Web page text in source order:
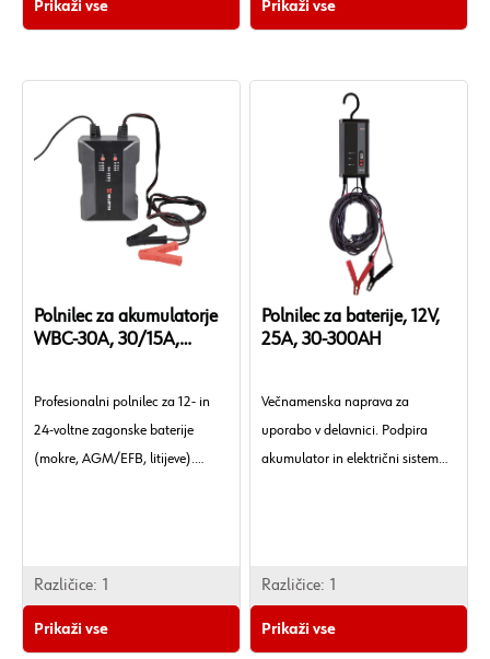
Prikaži vse Prikaži vse
Polnilec za akumulatorje
WBC-30A, 30/15A,
Profesionalni polnilec za 12- in
24-voltne zagonske baterije
(mokre, AGM/EFB, litijeve).
dostavna vozila. Ne sme se
Različice: 1
Prikaži vse
Polnilec za baterije, 12V,
25A, 30-300AH
Večnamenska naprava za
uporabo v delavnici. Podpira
akumulator in električni sistem
Različice: 1
Prikaži vse